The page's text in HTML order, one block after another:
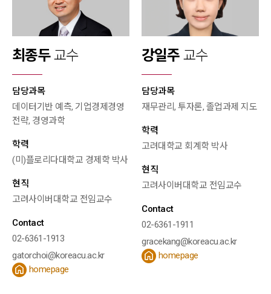
최종두교수
담당과목
데이터기반 예측, 기업경제경영
전략, 경영과학
학력
(미)플로리다대학교 경제학 박사
현직
고려사이버대학교 전임교수
Contact
02-6361-1913
gatorchoi@koreacu.ac.kr
homepage
강일주 교수
담당과목
재무관리, 투자론, 졸업과제 지도
학력
고려대학교 회계학 박사
현직
고려사이버대학교 전임교수
Contact
02-6361-1911
gracekang@koreacu.ac.kr
homepage